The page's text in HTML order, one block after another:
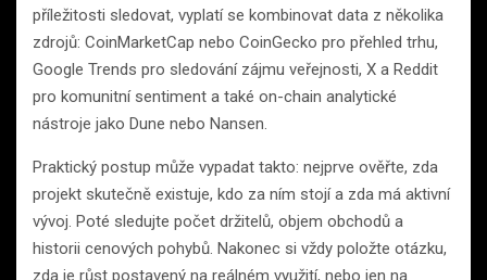
příležitosti sledovat, vyplatí se kombinovat data z několika
zdrojů: CoinMarketCap nebo CoinGecko pro přehled trhu,
Google Trends pro sledování zájmu veřejnosti, X a Reddit
pro komunitní sentiment a také on-chain analytické
nástroje jako Dune nebo Nansen.
Praktický postup může vypadat takto: nejprve ověřte, zda
projekt skutečně existuje, kdo za ním stojí a zda má aktivní
vývoj. Poté sledujte počet držitelů, objem obchodů a
historii cenových pohybů. Nakonec si vždy položte otázku,
zda je růst postavený na reálném využití, nebo jen na